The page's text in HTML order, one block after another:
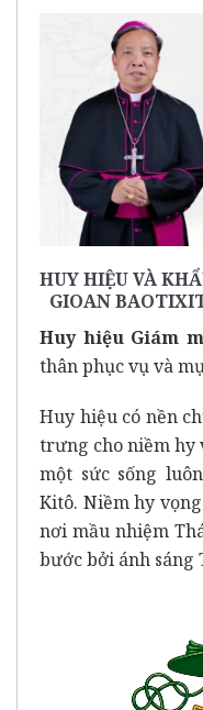
HUY HIỆU VÀ
GIOAN
Huy hiệu Giám
thân phục vụ và
Huy hiệu có nền
trưng cho niềm hy
một sức sống
Kitô. Niềm hy
nơi mầu nhiệm
bước bởi ánh sáng